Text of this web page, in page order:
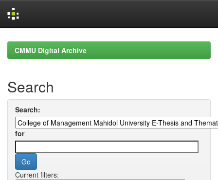
navigationCMMU Digital Archive
Search
Search:
for
Current filters: